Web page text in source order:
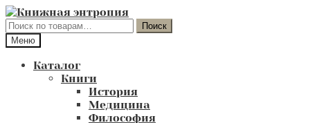
Перейти
к
навигации
Перейти
к
содержимому
Искать:
Поиск
Меню
Каталог
Книги
История
Медицина
Философия